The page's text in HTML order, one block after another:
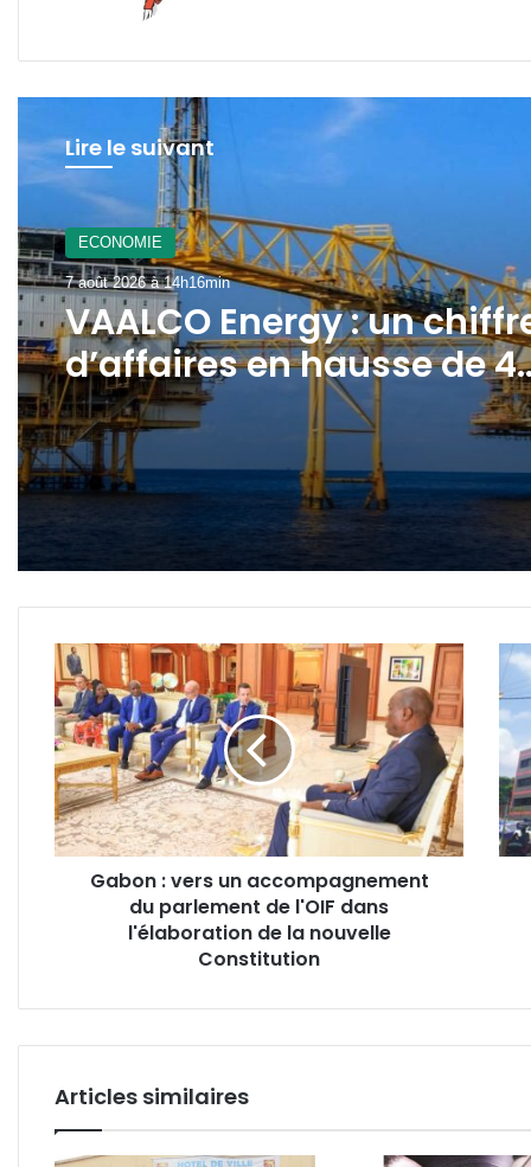
Lire le suivant
A La Une
7 août 2026 à 12h21min
Gabon : le gouvernement
mobilisé pour la
concrétisation du
mégaprojet de Fer de
Baniaka
Gabon
:
vers
un
accompagnement
du
parlement
de
l'OIF
l'élaboration
Gabon : vers un accompagnement
du parlement de l'OIF dans
l'élaboration de la nouvelle
Constitution
vers
le
des
des
Articles similaires